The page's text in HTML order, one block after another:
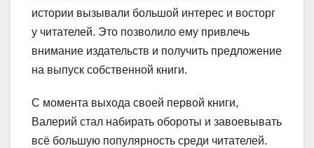
истории вызывали большой интерес и восторг
у читателей. Это позволило ему привлечь
внимание издательств и получить предложение
на выпуск собственной книги.
С момента выхода своей первой книги,
Валерий стал набирать обороты и завоевывать
всё большую популярность среди читателей.